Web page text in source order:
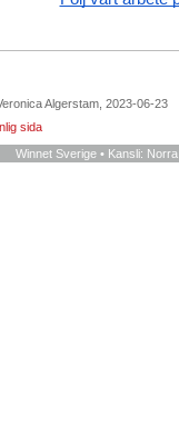
Algerstam, 2023-06-23
sida
Winnet Sverige • Kansli: